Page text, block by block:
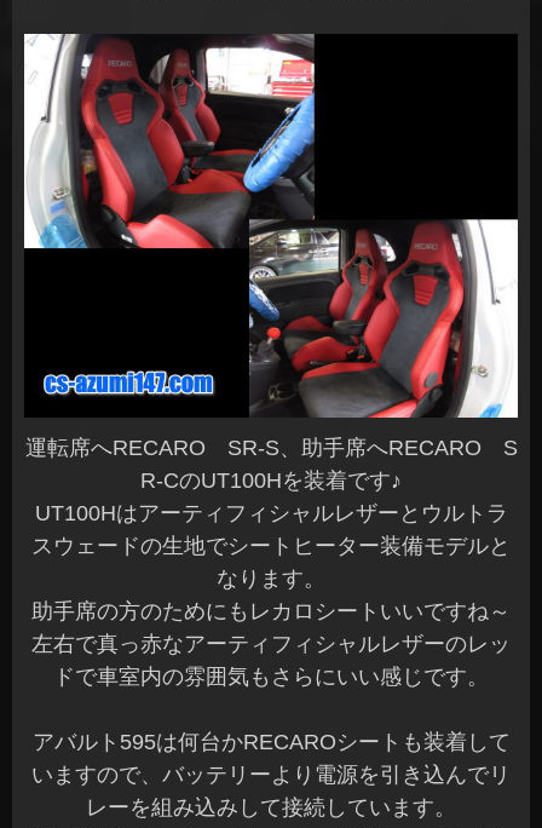
運転席へRECARO SR-S、助手席へRECARO S
R-CのUT100Hを装着です♪
UT100Hはアーティフィシャルレザーとウルトラ
スウェードの生地でシートヒーター装備モデルと
なります。
助手席の方のためにもレカロシートいいですね～
左右で真っ赤なアーティフィシャルレザーのレッ
ドで車室内の雰囲気もさらにいい感じです。
アバルト595は何台かRECAROシートも装着して
いますので、バッテリーより電源を引き込んでリ
レーを組み込みして接続しています。